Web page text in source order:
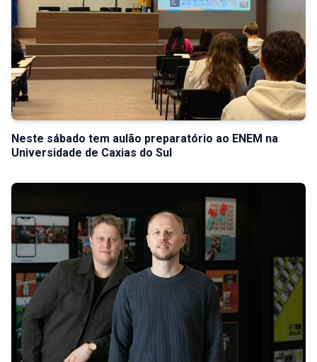
Neste sábado tem aulão preparatório ao ENEM na
Universidade de Caxias do Sul